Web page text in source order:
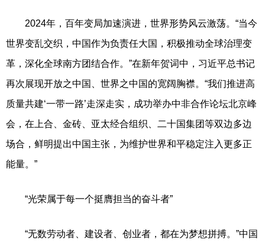
2024年，百年变局加速演进，世界形势风云激荡。“当今
世界变乱交织，中国作为负责任大国，积极推动全球治理变
革，深化全球南方团结合作。”在新年贺词中，习近平总书记
再次展现开放之中国、世界之中国的宽阔胸襟。“我们推进高
质量共建‘一带一路’走深走实，成功举办中非合作论坛北京峰
会，在上合、金砖、亚太经合组织、二十国集团等双边多边
场合，鲜明提出中国主张，为维护世界和平稳定注入更多正
能量。”
“光荣属于每一个挺膺担当的奋斗者”
“无数劳动者、建设者、创业者，都在为梦想拼搏。”中国